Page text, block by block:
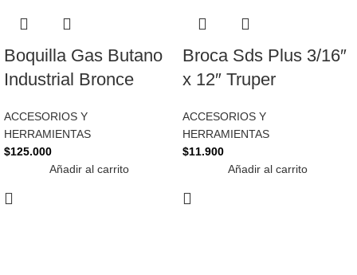
Boquilla Gas Butano
Industrial Bronce
ACCESORIOS Y
HERRAMIENTAS
$125.000
Añadir al carrito
Broca Sds Plus 3/16″
x 12″ Truper
ACCESORIOS Y
HERRAMIENTAS
$11.900
Añadir al carrito